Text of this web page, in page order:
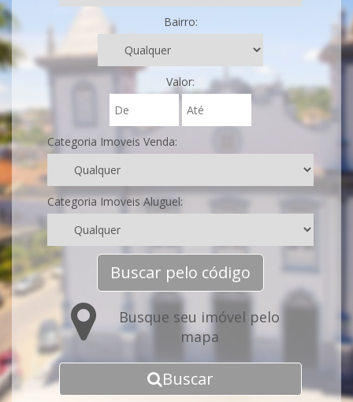
Bairro:
Valor:
Categoria Imoveis Venda:
Categoria Imoveis Aluguel:
Buscar pelo código
Busque seu imóvel pelo
mapa
Buscar